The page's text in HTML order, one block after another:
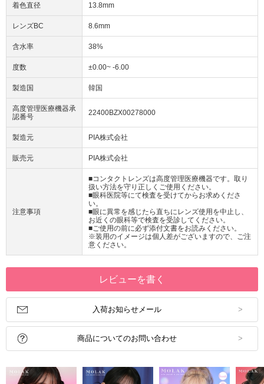
着色直径 13.8mm
レンズBC 8.6mm
含水率 38%
度数 ±0.00~ -6.00
製造国 韓国
高度管理医療機器承
認番号
22400BZX00278000
製造元 PIA株式会社
販売元 PIA株式会社
注意事項
■コンタクトレンズは高度管理医療機器です。取り
扱い方法を守り正しくご使用ください。
■眼科医院等にて検査を受けてからお求めくださ
い。
■眼に異常を感じたら直ちにレンズ使用を中止し、
お近くの眼科等で検査を受診してください。
■ご使用の前に必ず添付文書をお読みください。
※装用のイメージは個人差がございますので、ご注
意ください。
レビューを書く
入荷お知らせメール
商品についてのお問い合わせ